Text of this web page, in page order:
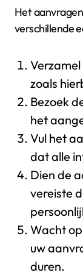
Het
verschillende
zoals
Bezoek
het
Vul het
dat alle
Dien de
vereiste
Wacht
uw
duren.